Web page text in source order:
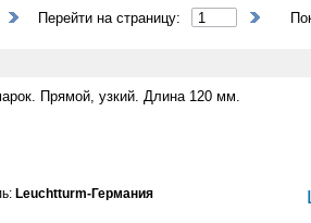
Перейти на страницу:
Прямой, узкий. Длина 120 мм.
Leuchtturm-Германия